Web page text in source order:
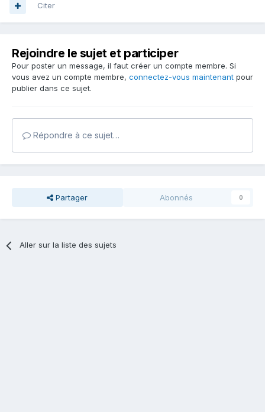
Citer
Rejoindre le sujet et participer
Pour poster un message, il faut créer un compte membre. Si
vous avez un compte membre, connectez-vous maintenant pour
publier dans ce sujet.
Répondre à ce sujet…
Partager Abonnés 0
Aller sur la liste des sujets